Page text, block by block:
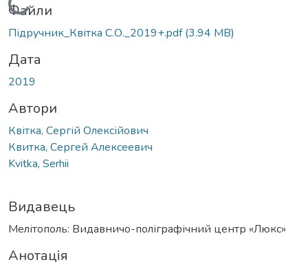
Вантажиться...
Файли
Підручник_Квітка С.О._2019+.pdf(3.94 MB)
Дата
2019
Автори
Квітка, Сергій Олексійович
Квитка, Сергей Алексеевич
Kvitka, Serhii
Видавець
Мелітополь: Видавничо-поліграфічний центр «Люкс»
Анотація